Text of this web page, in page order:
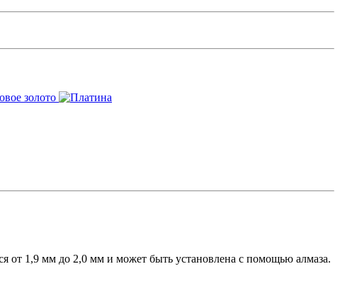
от 1,9 мм до 2,0 мм и может быть установлена ​​с помощью алмаза.